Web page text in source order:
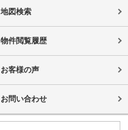
地図検索
物件閲覧履歴
お客様の声
お問い合わせ